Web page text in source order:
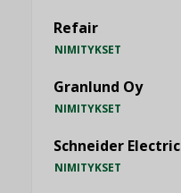
Refair
NIMITYKSET
Granlund Oy
NIMITYKSET
Schneider Electric
NIMITYKSET